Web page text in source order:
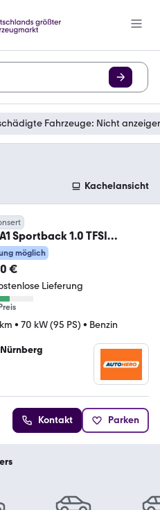
Fahrzeuge: Nicht
Kachelansicht
Sportback 1.0 TFSI
möglich
€
Lieferung
• 70 kW (95 PS) • Benzin
Kontakt Parken